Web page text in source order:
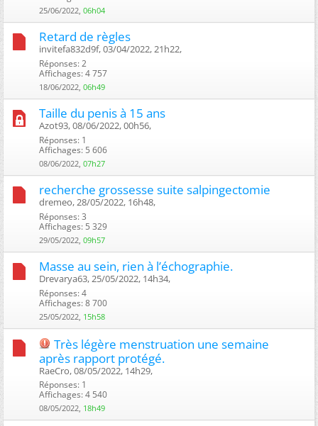
25/06/2022, 06h04
Retard de règles
invitefa832d9f, 03/04/2022, 21h22, ‎
Réponses: 2
Affichages: 4 757
18/06/2022, 06h49
Taille du penis à 15 ans
Azot93, 08/06/2022, 00h56, ‎
Réponses: 1
Affichages: 5 606
08/06/2022, 07h27
recherche grossesse suite salpingectomie
dremeo, 28/05/2022, 16h48, ‎
Réponses: 3
Affichages: 5 329
29/05/2022, 09h57
Masse au sein, rien à l’échographie.
Drevarya63, 25/05/2022, 14h34, ‎
Réponses: 4
Affichages: 8 700
25/05/2022, 15h58
Très légère menstruation une semaine
après rapport protégé.
RaeCro, 08/05/2022, 14h29, ‎
Réponses: 1
Affichages: 4 540
08/05/2022, 18h49